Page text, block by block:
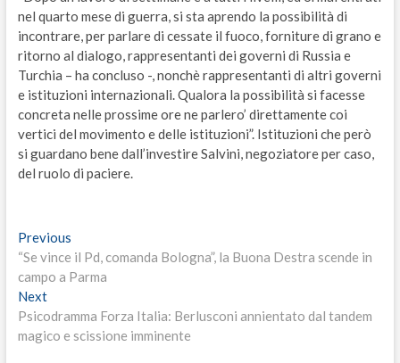
nel quarto mese di guerra, si sta aprendo la possibilità di
incontrare, per parlare di cessate il fuoco, forniture di grano e
ritorno al dialogo, rappresentanti dei governi di Russia e
Turchia – ha concluso -, nonchè rappresentanti di altri governi
e istituzioni internazionali. Qualora la possibilità si facesse
concreta nelle prossime ore ne parlero’ direttamente coi
vertici del movimento e delle istituzioni”. Istituzioni che però
si guardano bene dall’investire Salvini, negoziatore per caso,
del ruolo di paciere.
Navigazione
articoli
PreviousPrevious
post:
“Se vince il Pd, comanda Bologna”, la Buona Destra scende in
campo a Parma
NextNext
post:
Psicodramma Forza Italia: Berlusconi annientato dal tandem
magico e scissione imminente